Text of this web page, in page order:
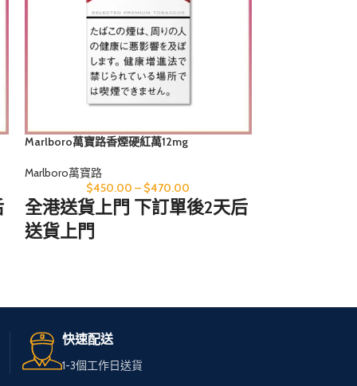
Marlboro萬寶路香煙硬紅萬12mg
Marlboro萬寶路
$450.00 – $470.00
全港送貨上門 下訂單後2天后
送貨上門
我們服務全港，送貨快速可
靠，
快速配送
1-3個工作日送貨